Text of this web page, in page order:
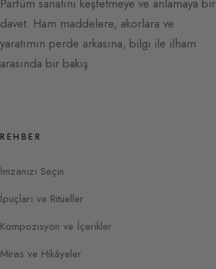
Parfüm sanatını keşfetmeye ve anlamaya bir
davet. Ham maddelere, akorlara ve
yaratımın perde arkasına, bilgi ile ilham
arasında bir bakış.
REHBER
İmzanızı Seçin
İpuçları ve Ritüeller
Kompozisyon ve İçerikler
Miras ve Hikâyeler